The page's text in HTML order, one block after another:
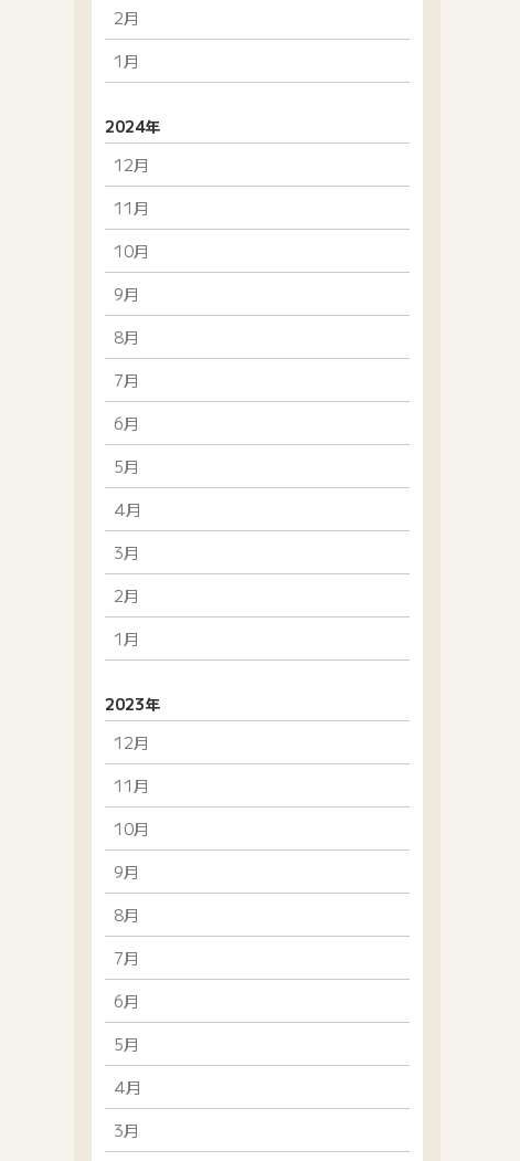
2月
1月
2024年
12月
11月
10月
9月
8月
7月
6月
5月
4月
3月
2月
1月
2023年
12月
11月
10月
9月
8月
7月
6月
5月
4月
3月